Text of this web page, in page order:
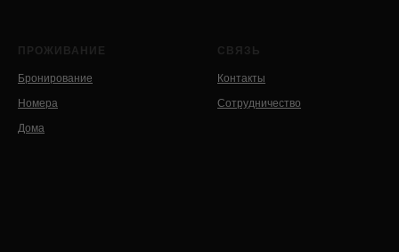
ПРОЖИВАНИЕ
Бронирование
Номера
Дома
СВЯЗЬ
Контакты
Сотрудничество